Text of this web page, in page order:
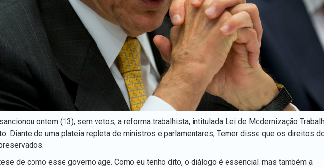
ontem (13), sem vetos, a reforma trabalhista, intitulada Lei de Modernização
Diante de uma plateia repleta de ministros e parlamentares, Temer disse que os direitos
de como esse governo age. Como eu tenho dito, o diálogo é essencial, mas também a